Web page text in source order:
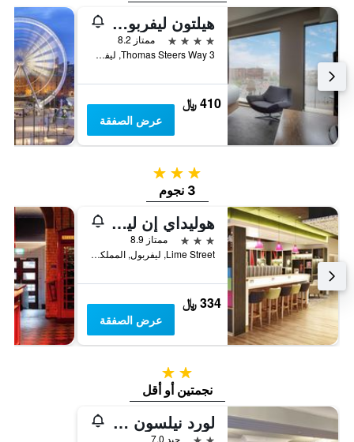
هيلتون ليفربول سيتي سنتر
4 نجوم
ممتاز 8.2
3 Thomas Steers Way, ليفربول, المملكة المتحدة
410 ﷼
عرض الصفقة
3 نجوم
3 نجوم
هوليداي إن ليفربول سيتي سنتر
3 نجوم
ممتاز 8.9
Lime Street, ليفربول, المملكة المتحدة
334 ﷼
عرض الصفقة
2 نجمتين
نجمتين أو أقل
لورد نيلسون هوتل - لايم ستريت ستيشن ليفربول باي كومباس هوسبيتاليتي
2 نجمتين
جيد 7.0